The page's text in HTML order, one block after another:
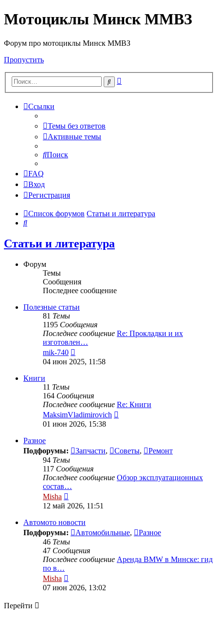
Мотоциклы Минск ММВЗ
Форум про мотоциклы Минск ММВЗ
Пропустить
Поиск
Ссылки
Темы без ответов
Активные темы
Поиск
FAQ
Вход
Регистрация
Список форумов Статьи и литература
Поиск
Статьи и литература
Форум
Темы
Сообщения
Последнее сообщение
Полезные статьи
81 Темы
1195 Сообщения
Последнее сообщение Re: Прокладки и их
изготовлен…
mik-740
к
последнему
04 июн 2025, 11:58
Книги
11 Темы
164 Сообщения
Последнее сообщение Re: Книги
MaksimVladimirovich
01 июн 2026, 15:38
Разное
Подфорумы:
Запчасти, Советы,
Ремонт
94 Темы
117 Сообщения
Последнее сообщение Обзор эксплуатационных
состав…
Misha
к
последнему
сообщению
12 май 2026, 11:51
Автомото новости
Подфорумы:
Автомобильные,
Разное
46 Темы
47 Сообщения
Последнее сообщение Аренда BMW в Минске: гид
по в…
Misha
к
последнему
07 июн 2026, 13:02
Перейти